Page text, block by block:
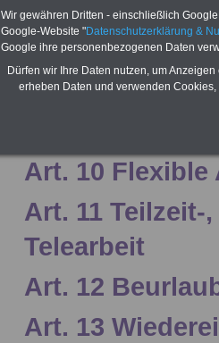
Art. 7
Art. 8
Aufstieg
Art. 10
Art. 11 Teilzeit-
Telearbeit
Art. 12
Art. 13
Wir gewähren Dritten - einschließlich
Google-Website "Datenschutzerklärung &
Google ihre personenbezogenen Daten
Dürfen wir Ihre Daten nutzen, um
erheben Daten und verwenden